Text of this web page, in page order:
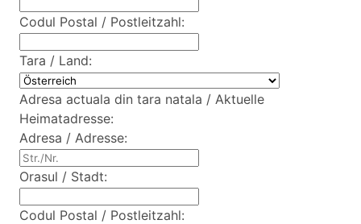
Codul Postal / Postleitzahl:
Tara / Land:
Adresa actuala din tara natala / Aktuelle
Heimatadresse:
Adresa / Adresse:
Orasul / Stadt:
Codul Postal / Postleitzahl: